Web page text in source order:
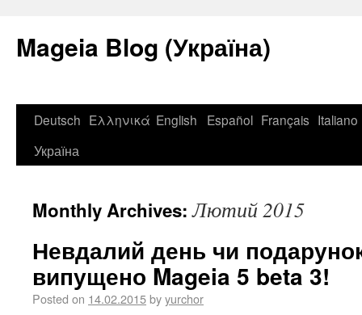
Mageia Blog (Україна)
Deutsch Ελληνικά English Español Français Italiano
Україна
Monthly Archives:Лютий 2015
Невдалий день чи
випущено Mageia 5 beta 3!
Posted on 14.02.2015byyurchor